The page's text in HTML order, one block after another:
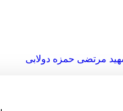
مرتضی حمزه دولابی